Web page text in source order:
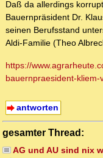
Daß da allerdings
Bauernpräsident Dr.
seinen Berufsstand
Aldi-Familie (Theo
https://
bauernpraesident-kliem-
antworten
gesamter Thread:
AG und AU sind nix